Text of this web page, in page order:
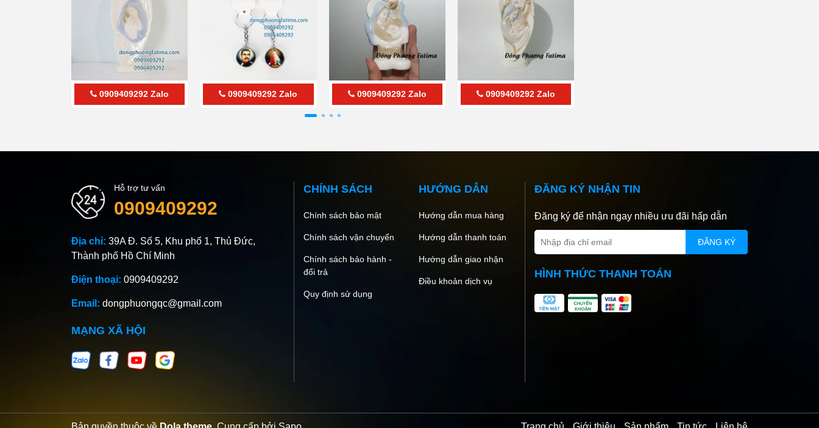
0909409292 Zalo 0909409292 Zalo 0909409292Zalo 0909409292Zalo
Hỗ trợ tư vấn
0909409292
Địa chỉ: 39A Đ. Số 5, Khu phố 1, Thủ Đức,
Thành phố Hồ Chí Minh
Điện thoại: 0909409292
Email: dongphuongqc@gmail.com
MẠNG XÃ HỘI
CHÍNH SÁCH
Chính sách bảo mật
Chính sách vận chuyển
Chính sách bảo hành -
đổi trả
Quy định sử dụng
HƯỚNG DẪN
Hướng dẫn mua hàng
Hướng dẫn thanh toán
Hướng dẫn giao nhận
Điều khoản dịch vụ
ĐĂNG KÝ NHẬN TIN
Đăng ký để nhận ngay nhiều ưu đãi hấp dẫn
ĐĂNG KÝ
HÌNH THỨC THANH TOÁN